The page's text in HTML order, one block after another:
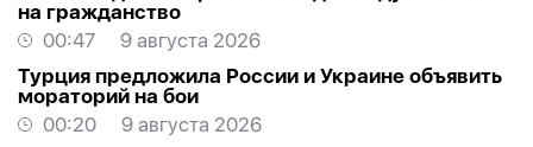
на гражданство
00:47
9 августа 2026
Турция предложила России и Украине объявить
мораторий на бои
00:20
9 августа 2026